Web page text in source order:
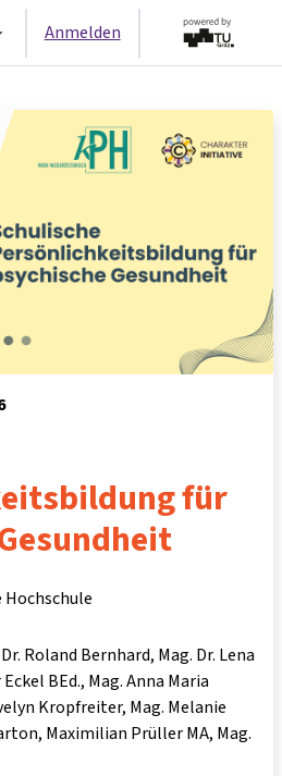
Anmelden
für
Hochschule
Roland Bernhard Mag. Dr. Lena
BEd. Mag. Anna Maria
Kropfreiter Mag. Melanie
Maximilian Prüller MA Mag.